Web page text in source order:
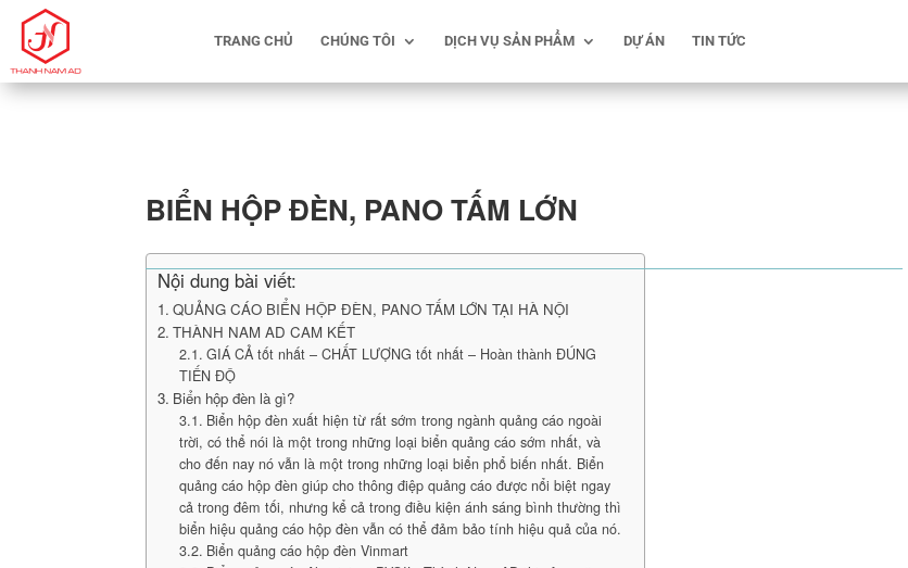
TRANG CHỦ CHÚNG TÔI DỊCH VỤ SẢN PHẨM DỰ ÁN TIN TỨC
BIỂN HỘP ĐÈN, PANO TẤM LỚN
Nội dung bài viết:
QUẢNG CÁO BIỂN HỘP ĐÈN, PANO TẤM LỚN TẠI HÀ NỘI
THÀNH NAM AD CAM KẾT
GIÁ CẢ tốt nhất – CHẤT LƯỢNG tốt nhất – Hoàn thành ĐÚNG
TIẾN ĐỘ
Biển hộp đèn là gì?
Biển hộp đèn xuất hiện từ rất sớm trong ngành quảng cáo ngoài
trời, có thể nói là một trong những loại biển quảng cáo sớm nhất, và
cho đến nay nó vẫn là một trong những loại biển phổ biến nhất. Biển
quảng cáo hộp đèn giúp cho thông điệp quảng cáo được nổi biệt ngay
cả trong đêm tối, nhưng kể cả trong điều kiện ánh sáng bình thường thì
biển hiệu quảng cáo hộp đèn vẫn có thể đảm bảo tính hiệu quả của nó.
Biển quảng cáo hộp đèn Vinmart